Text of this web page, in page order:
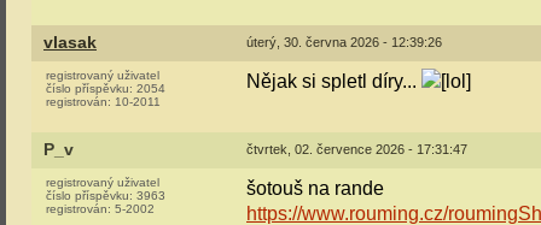
vlasak úterý, 30. června 2026 - 12:39:26
registrovaný uživatel
číslo příspěvku: 2054
registrován: 10-2011
Nějak si spletl díry...
P_v čtvrtek, 02. července 2026 - 17:31:47
registrovaný uživatel
číslo příspěvku: 3963
registrován: 5-2002
šotouš na rande
https://www.rouming.cz/